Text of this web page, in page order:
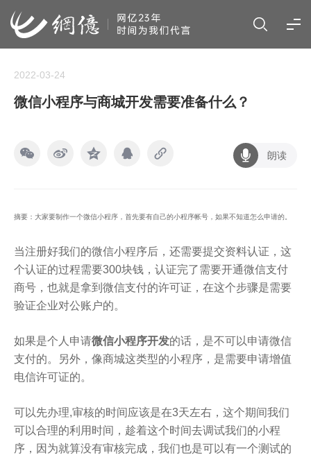
2022-03-24
微信小程序与商城开发需要准备什么？
朗读
摘要：大家要制作一个微信小程序，首先要有自己的小程序帐号，如果不知道怎么申请的。
当注册好我们的微信小程序后，还需要提交资料认证，这
个认证的过程需要300块钱，认证完了需要开通微信支付
商号，也就是拿到微信支付的许可证，在这个步骤是需要
验证企业对公账户的。
如果是个人申请微信小程序开发的话，是不可以申请微信
支付的。另外，像商城这类型的小程序，是需要申请增值
电信许可证的。
可以先办理,审核的时间应该是在3天左右，这个期间我们
可以合理的利用时间，趁着这个时间去调试我们的小程
序，因为就算没有审核完成，我们也是可以有一个测试的